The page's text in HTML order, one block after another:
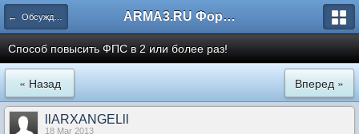
← Обсуждение игры ARMA3.RU Форум
Способ повысить ФПС в 2 или более раз!
« Назад Вперед »
llARXANGELll
18 Mar 2013